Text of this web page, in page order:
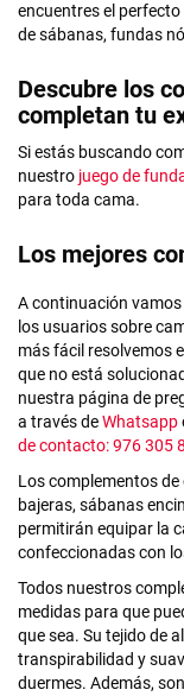
encuentres el
de sábanas, fundas
Descubre los
completan tu
Si estás buscando
nuestro juego de
para toda cama.
Los mejores
A continuación
los usuarios sobre
más fácil resolvemos
que no está
nuestra página de
a través deWhatsapp
de contacto: 976 305
Los complementos
bajeras, sábanas
permitirán equipar la
confeccionadas con
Todos nuestros
medidas para que
que sea. Su tejido de
transpirabilidad y
duermes. Además,